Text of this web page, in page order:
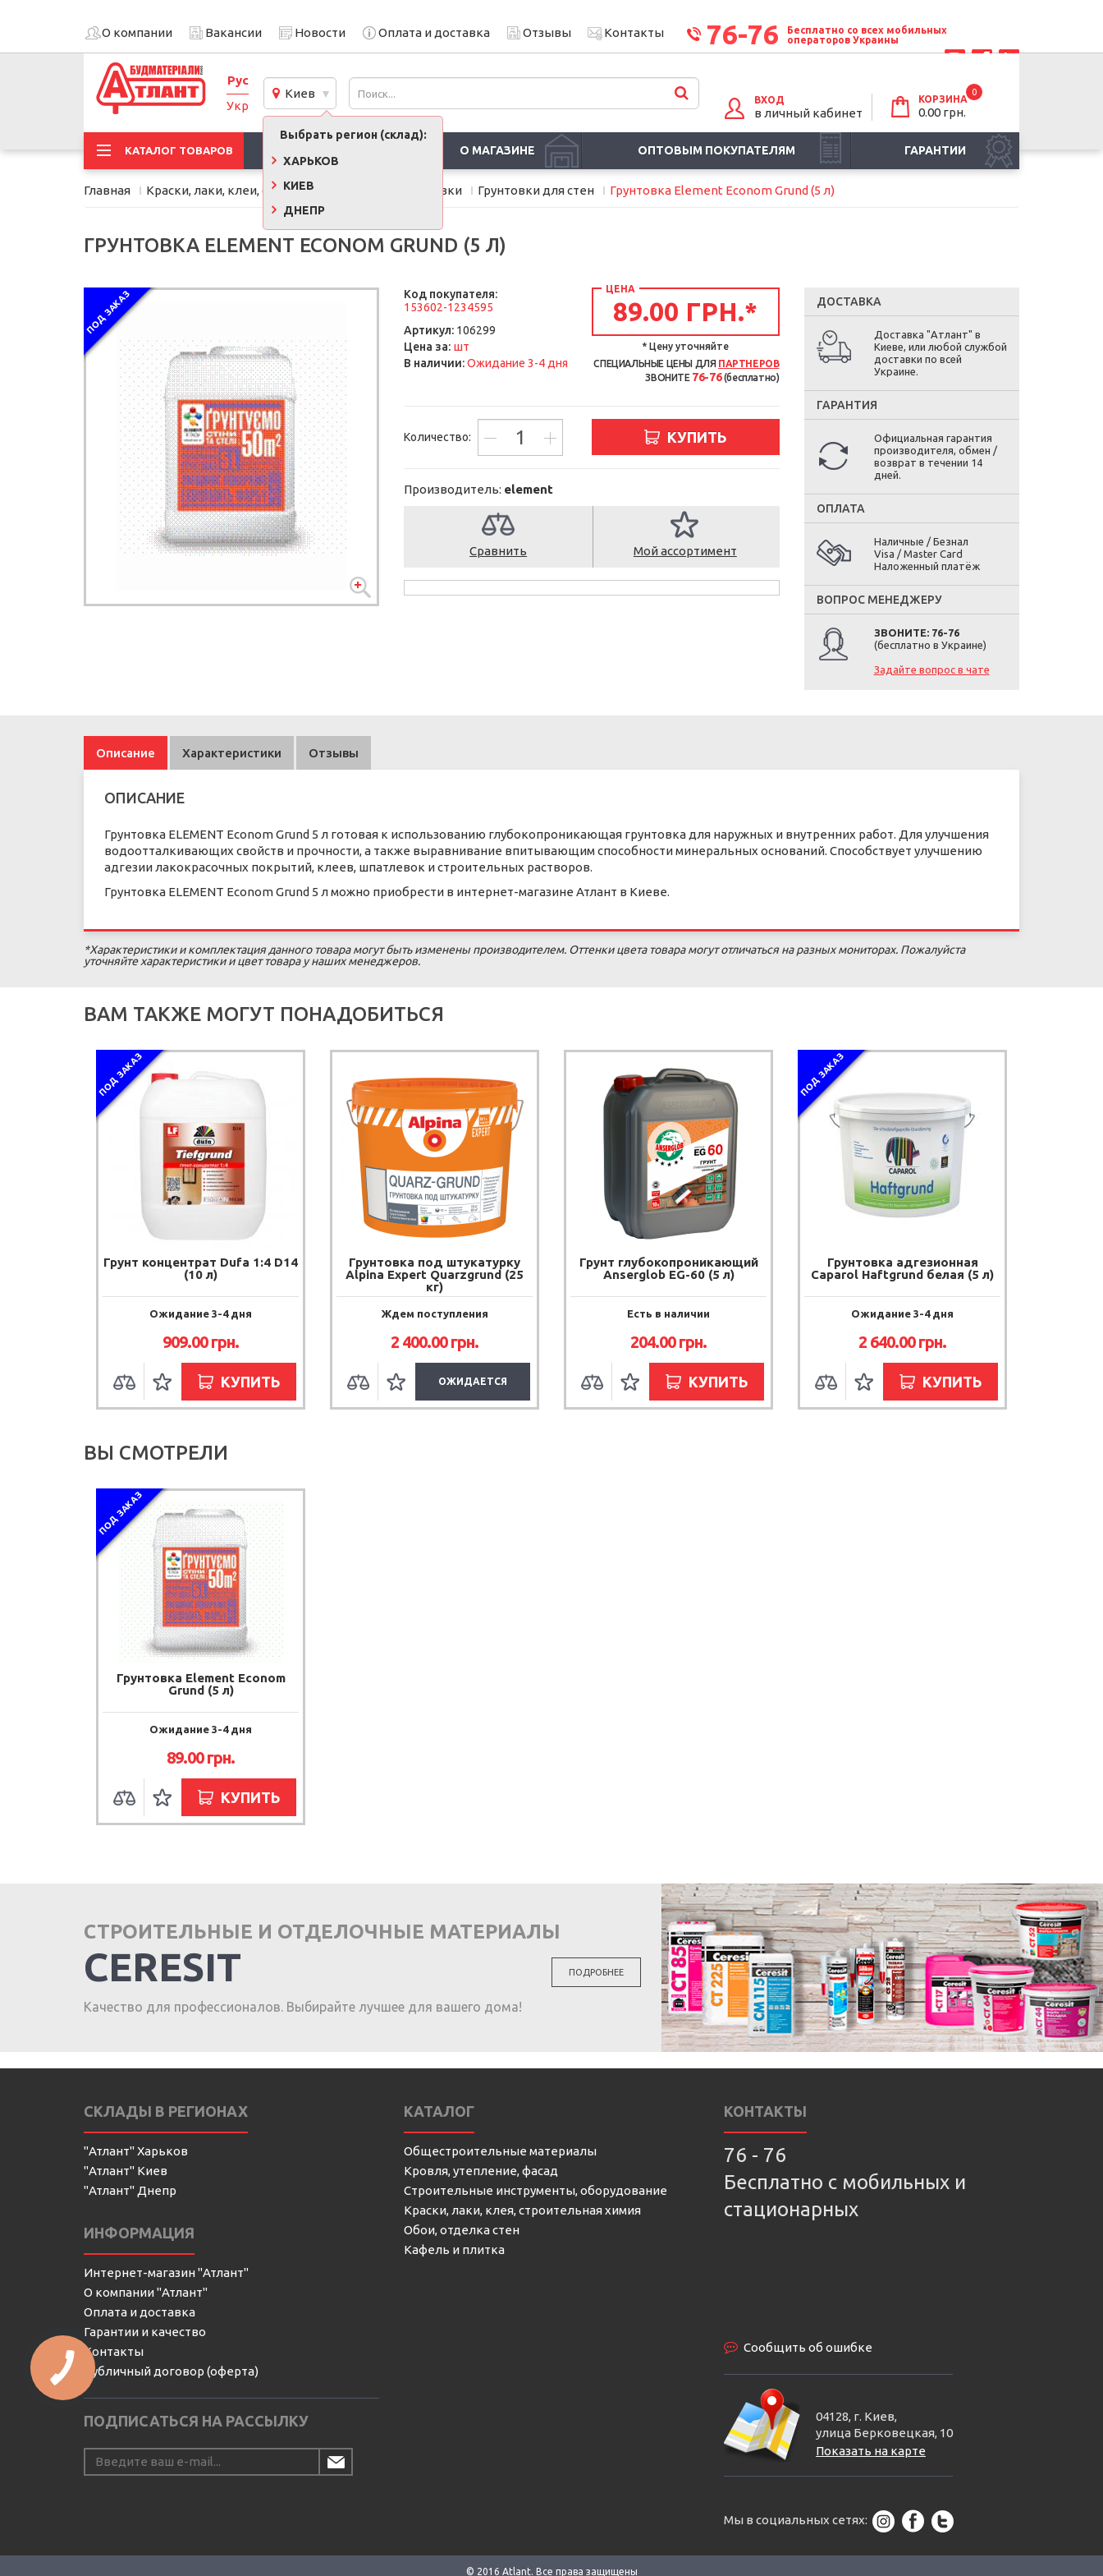
О компании Вакансии Новости Оплата и доставка Отзывы Контакты 76-76
Бесплатно со всех мобильных
операторов Украины
Рус
Укр
Киев
Выбрать регион (склад):
ХАРЬКОВ
КИЕВ
ДНЕПР
ВХОД
в личный кабинет
КОРЗИНА
0
0.00 грн.
КАТАЛОГ ТОВАРОВ О МАГАЗИНЕ ОПТОВЫМ ПОКУПАТЕЛЯМ ГАРАНТИИ
Главная Краски, лаки, клеи, строительная химия Грунтовки Грунтовки для стен Грунтовка Element Econom Grund (5 л)
ГРУНТОВКА ELEMENT ECONOM GRUND (5 Л)
ПОД ЗАКАЗ
Код покупателя:
153602-1234595
Артикул: 106299
Цена за: шт
В наличии:Ожидание 3-4 дня
ЦЕНА
89.00 ГРН.*
* Цену уточняйте
СПЕЦИАЛЬНЫЕ ЦЕНЫ ДЛЯ ПАРТНЕРОВ
ЗВОНИТЕ 76-76(бесплатно)
Количество: КУПИТЬ
Производитель: element
Сравнить Мой ассортимент
ДОСТАВКА
Доставка "Атлант" в
Киеве, или любой службой
доставки по всей
Украине.
ГАРАНТИЯ
Официальная гарантия
производителя, обмен /
возврат в течении 14
дней.
ОПЛАТА
Наличные / Безнал
Visa / Master Card
Наложенный платёж
ВОПРОС МЕНЕДЖЕРУ
ЗВОНИТЕ: 76-76
(бесплатно в Украине)
Задайте вопрос в чате
Описание Характеристики Отзывы
ОПИСАНИЕ
Грунтовка ELEMENT Econom Grund 5 л готовая к использованию глубокопроникающая грунтовка для наружных и внутренних работ. Для улучшения
водоотталкивающих свойств и прочности, а также выравнивание впитывающим способности минеральных оснований. Способствует улучшению
адгезии лакокрасочных покрытий, клеев, шпатлевок и строительных растворов.
Грунтовка ELEMENT Econom Grund 5 л можно приобрести в интернет-магазине Атлант в Киеве.
*Характеристики и комплектация данного товара могут быть изменены производителем. Оттенки цвета товара могут отличаться на разных мониторах. Пожалуйста
уточняйте характеристики и цвет товара у наших менеджеров.
ВАМ ТАКЖЕ МОГУТ ПОНАДОБИТЬСЯ
ПОД ЗАКАЗ
Грунт концентрат Dufa 1:4 D14
(10 л)
Ожидание 3-4 дня
909.00 грн.
КУПИТЬ
Грунтовка под штукатурку
Alpina Expert Quarzgrund (25
кг)
Ждем поступления
2 400.00 грн.
ОЖИДАЕТСЯ
Грунт глубокопроникающий
Anserglob EG-60 (5 л)
Есть в наличии
204.00 грн.
КУПИТЬ
ПОД ЗАКАЗ
Грунтовка адгезионная
Caparol Haftgrund белая (5 л)
Ожидание 3-4 дня
2 640.00 грн.
КУПИТЬ
ВЫ СМОТРЕЛИ
ПОД ЗАКАЗ
Грунтовка Element Econom
Grund (5 л)
Ожидание 3-4 дня
89.00 грн.
КУПИТЬ
СТРОИТЕЛЬНЫЕ И ОТДЕЛОЧНЫЕ МАТЕРИАЛЫ
CERESIT
Качество для профессионалов. Выбирайте лучшее для вашего дома!
ПОДРОБНЕЕ
СКЛАДЫ В РЕГИОНАХ
"Атлант" Харьков
"Атлант" Киев
"Атлант" Днепр
ИНФОРМАЦИЯ
Интернет-магазин "Атлант"
О компании "Атлант"
Оплата и доставка
Гарантии и качество
Контакты
Публичный договор (оферта)
ПОДПИСАТЬСЯ НА РАССЫЛКУ
КАТАЛОГ
Общестроительные материалы
Кровля, утепление, фасад
Строительные инструменты, оборудование
Краски, лаки, клея, строительная химия
Обои, отделка стен
Кафель и плитка
КОНТАКТЫ
76 - 76
Бесплатно с мобильных и
стационарных
Сообщить об ошибке
04128, г. Киев,
улица Берковецкая, 10
Показать на карте
Мы в социальных сетях:
© 2016 Аtlant. Все права защищены